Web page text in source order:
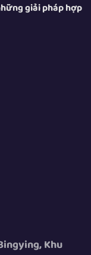
giải pháp hợp
Khu